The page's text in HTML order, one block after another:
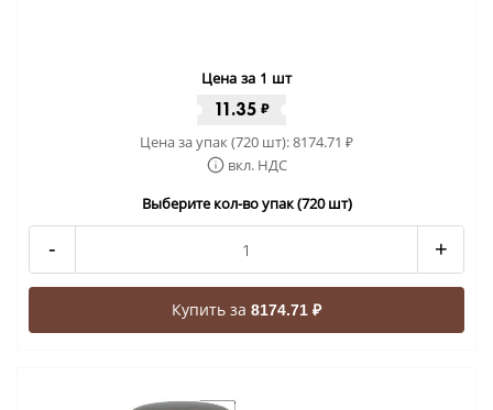
Цена за 1 шт
11.35 ₽
Цена за упак (720 шт):8174.71 ₽
вкл. НДС
Выберите кол-во упак (720 шт)
- +
Купить за 8174.71 ₽